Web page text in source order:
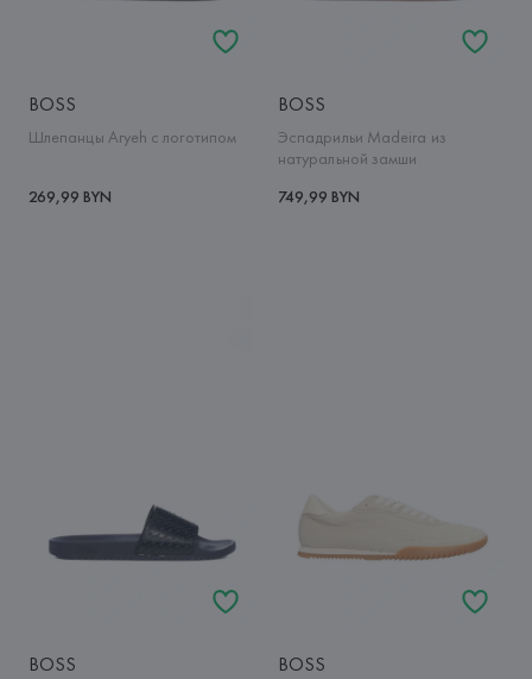
BOSS
Шлепанцы Aryeh с логотипом
269,99 BYN
BOSS
Эспадрильи Madeira из
натуральной замши
749,99 BYN
BOSS BOSS